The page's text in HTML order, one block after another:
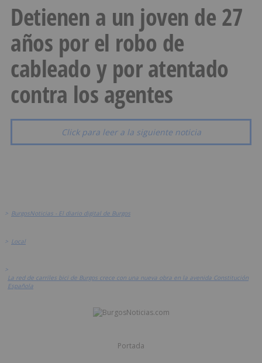
Detienen a un joven de 27
años por el robo de
cableado y por atentado
contra los agentes
Click para leer a la siguiente noticia
> BurgosNoticias - El diario digital de Burgos
> Local
>
La red de carriles bici de Burgos crece con una nueva obra en la avenida Constitución
Española
Portada